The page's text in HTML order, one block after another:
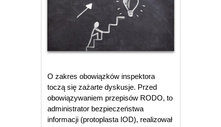
O zakres obowiązków inspektora
toczą się zażarte dyskusje. Przed
obowiązywaniem przepisów RODO, to
administrator bezpieczeństwa
informacji (protoplasta IOD), realizował